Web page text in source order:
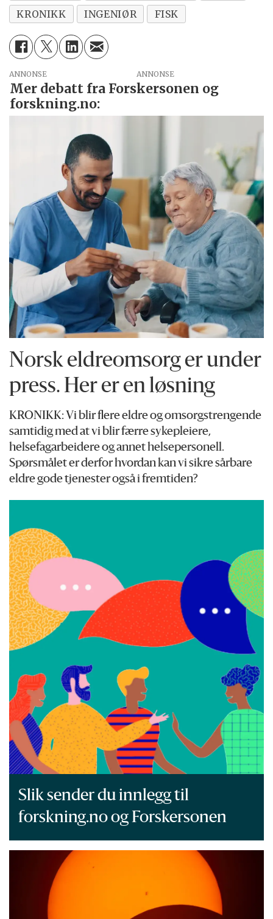
KRONIKK
INGENIØR FISK
ANNONSE
Mer debatt fra Forskersonen og
forskning.no:
Norsk eldreomsorg er under
press. Her er en løsning
KRONIKK: Vi blir flere eldre og omsorgstrengende
samtidig med at vi blir færre sykepleiere,
helsefagarbeidere og annet helsepersonell.
Spørsmålet er derfor hvordan kan vi sikre sårbare
eldre gode tjenester også i fremtiden?
Slik sender du innlegg til
forskning.no og Forskersonen